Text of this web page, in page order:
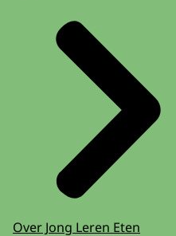
Over Jong Leren Eten